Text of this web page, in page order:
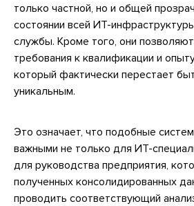
только частной, но и общей
состоянии всей ИТ-
службы. Кроме того, они
требования к квалификации и
который фактически перестает
уникальным.
Это означает, что подобные
важными не только для ИТ-
для руководства предприятия,
полученных консолидированных
проводить соответствующий